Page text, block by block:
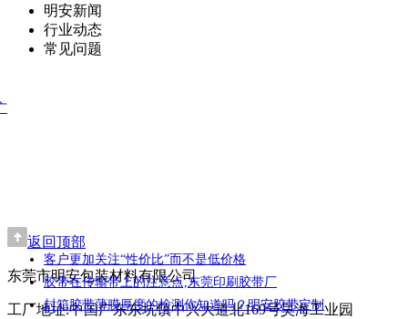
明安新闻
行业动态
常见问题
客户更加关注“性价比”而不是低价格
胶带在传输带上的注意点,东莞印刷胶带厂
封箱胶带薄膜厚度的检测你知道吗？明安胶带定制
返回顶部
东莞市明安包装材料有限公司
工厂地址:中国广东东坑镇中兴大道北169号昊海工业园